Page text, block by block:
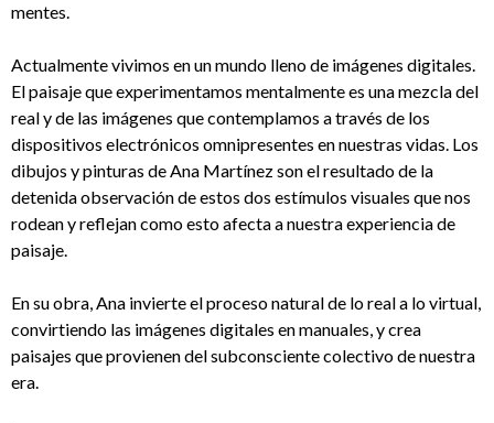
mentes.
Actualmente vivimos en un mundo lleno de imágenes digitales.
El paisaje que experimentamos mentalmente es una mezcla del
real y de las imágenes que contemplamos a través de los
dispositivos electrónicos omnipresentes en nuestras vidas. Los
dibujos y pinturas de Ana Martínez son el resultado de la
detenida observación de estos dos estímulos visuales que nos
rodean y reflejan como esto afecta a nuestra experiencia de
paisaje.
En su obra, Ana invierte el proceso natural de lo real a lo virtual,
convirtiendo las imágenes digitales en manuales, y crea
paisajes que provienen del subconsciente colectivo de nuestra
era.